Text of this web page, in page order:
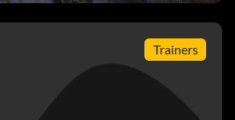
Trainers